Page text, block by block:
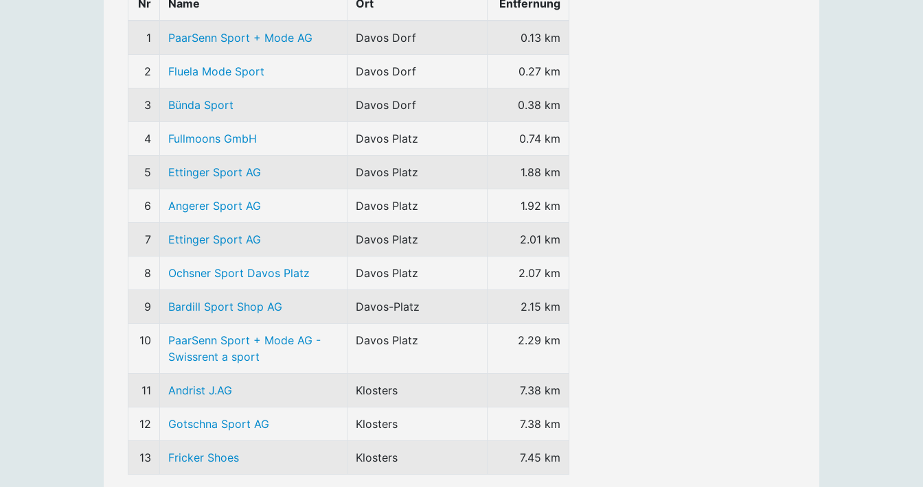
Nr Name Ort Entfernung
1 PaarSenn Sport + Mode AG Davos Dorf 0.13 km
2 Fluela Mode Sport Davos Dorf 0.27 km
3 Bünda Sport Davos Dorf 0.38 km
4 Fullmoons GmbH Davos Platz 0.74 km
5 Ettinger Sport AG Davos Platz 1.88 km
6 Angerer Sport AG Davos Platz 1.92 km
7 Ettinger Sport AG Davos Platz 2.01 km
8 Ochsner Sport Davos Platz Davos Platz 2.07 km
9 Bardill Sport Shop AG Davos-Platz 2.15 km
10
PaarSenn Sport + Mode AG -
Swissrent a sport
Davos Platz 2.29 km
11 Andrist J.AG Klosters 7.38 km
12 Gotschna Sport AG Klosters 7.38 km
13 Fricker Shoes Klosters 7.45 km